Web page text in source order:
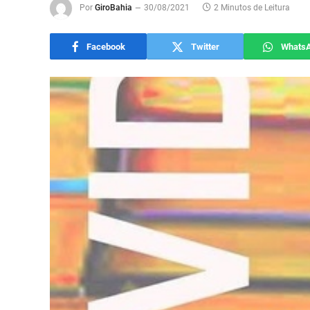
Por GiroBahia 30/08/2021 2 Minutos de Leitura
Facebook Twitter